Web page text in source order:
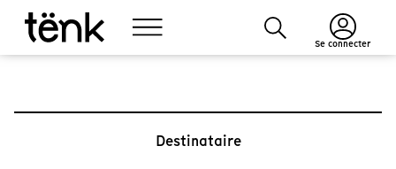
Se connecter
Destinataire